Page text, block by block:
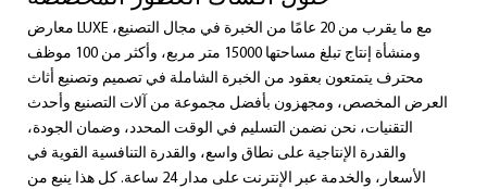
معارض LUXE مع ما يقرب من 20 عامًا من الخبرة في مجال التصنيع،
ومنشأة إنتاج تبلغ مساحتها 15000 متر مربع، وأكثر من 100 موظف
محترف يتمتعون بعقود من الخبرة الشاملة في تصميم وتصنيع أثاث
العرض المخصص، ومجهزون بأفضل مجموعة من آلات التصنيع وأحدث
التقنيات، نحن نضمن التسليم في الوقت المحدد، وضمان الجودة،
والقدرة الإنتاجية على نطاق واسع، والقدرة التنافسية القوية في
الأسعار، والخدمة عبر الإنترنت على مدار 24 ساعة. كل هذا ينبع من